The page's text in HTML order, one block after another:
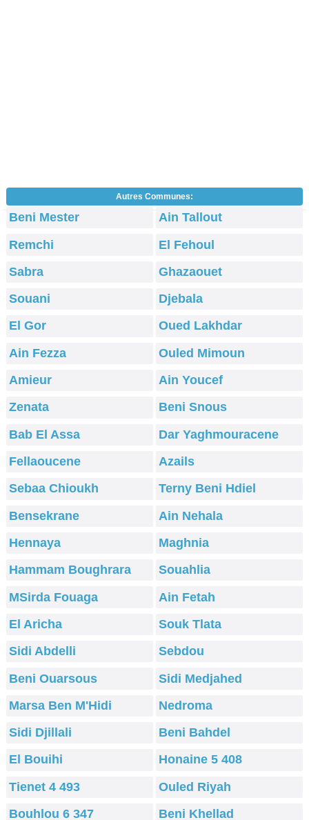
Autres Communes:
Beni Mester
Ain Tallout
Remchi
El Fehoul
Sabra
Ghazaouet
Souani
Djebala
El Gor
Oued Lakhdar
Ain Fezza
Ouled Mimoun
Amieur
Ain Youcef
Zenata
Beni Snous
Bab El Assa
Dar Yaghmouracene
Fellaoucene
Azails
Sebaa Chioukh
Terny Beni Hdiel
Bensekrane
Ain Nehala
Hennaya
Maghnia
Hammam Boughrara
Souahlia
MSirda Fouaga
Ain Fetah
El Aricha
Souk Tlata
Sidi Abdelli
Sebdou
Beni Ouarsous
Sidi Medjahed
Marsa Ben M'Hidi
Nedroma
Sidi Djillali
Beni Bahdel
El Bouihi
Honaine 5 408
Tienet 4 493
Ouled Riyah
Bouhlou 6 347
Beni Khellad